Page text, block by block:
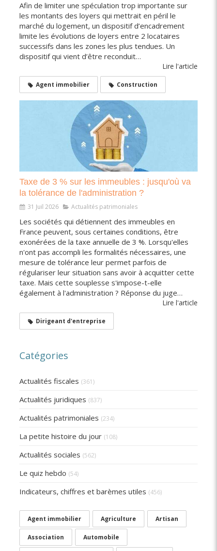
Afin de limiter une spéculation trop importante sur
les montants des loyers qui mettrait en péril le
marché du logement, un dispositif d’encadrement
limite les évolutions de loyers entre 2 locataires
successifs dans les zones les plus tendues. Un
dispositif qui vient d’être reconduit…
Lire l'article
Agent immobilier Construction
Taxe de 3 % sur les immeubles : jusqu'où va
la tolérance de l'administration ?
31 Juil 2026 Actualités patrimoniales
Les sociétés qui détiennent des immeubles en
France peuvent, sous certaines conditions, être
exonérées de la taxe annuelle de 3 %. Lorsqu'elles
n'ont pas accompli les formalités nécessaires, une
mesure de tolérance leur permet parfois de
régulariser leur situation sans avoir à acquitter cette
taxe. Mais cette souplesse s'impose-t-elle
également à l'administration ? Réponse du juge…
Lire l'article
Dirigeant d'entreprise
Catégories
Actualités fiscales (361)
Actualités juridiques (837)
Actualités patrimoniales (234)
La petite histoire du jour (108)
Actualités sociales (562)
Le quiz hebdo (54)
Indicateurs, chiffres et barèmes utiles (456)
Agent immobilier Agriculture Artisan
Association Automobile